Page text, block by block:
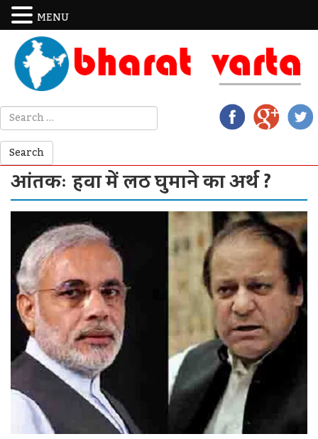
आंतकः हवा में लठ घुमाने का अर्थ ?
MENU